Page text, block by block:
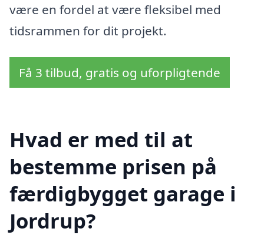
være en fordel at være fleksibel med
tidsrammen for dit projekt.
Få 3 tilbud, gratis og uforpligtende
Hvad er med til at
bestemme prisen på
færdigbygget garage i
Jordrup?